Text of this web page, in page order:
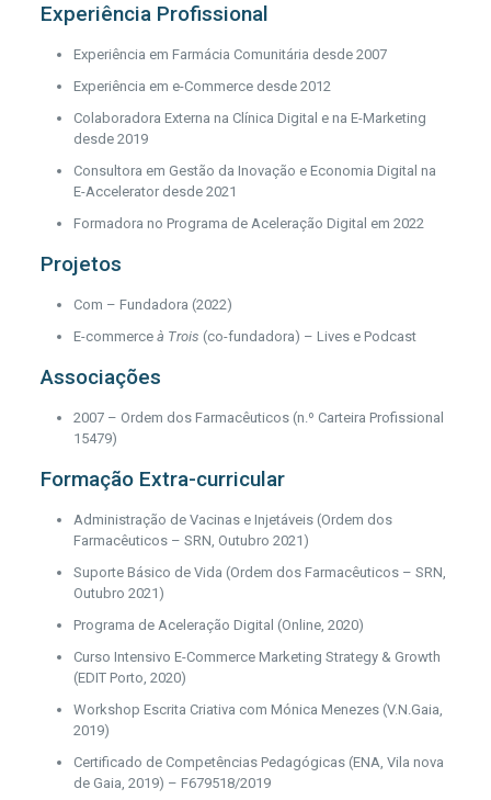
Experiência Profissional
Experiência em Farmácia Comunitária desde 2007
Experiência em e-Commerce desde 2012
Colaboradora Externa na Clínica Digital e na E-Marketing
desde 2019
Consultora em Gestão da Inovação e Economia Digital na
E-Accelerator desde 2021
Formadora no Programa de Aceleração Digital em 2022
Projetos
Com – Fundadora (2022)
E-commerce à Trois (co-fundadora) – Lives e Podcast
Associações
2007 – Ordem dos Farmacêuticos (n.º Carteira Profissional
15479)
Formação Extra-curricular
Administração de Vacinas e Injetáveis (Ordem dos
Farmacêuticos – SRN, Outubro 2021)
Suporte Básico de Vida (Ordem dos Farmacêuticos – SRN,
Outubro 2021)
Programa de Aceleração Digital (Online, 2020)
Curso Intensivo E-Commerce Marketing Strategy & Growth
(EDIT Porto, 2020)
Workshop Escrita Criativa com Mónica Menezes (V.N.Gaia,
2019)
Certificado de Competências Pedagógicas (ENA, Vila nova
de Gaia, 2019) – F679518/2019